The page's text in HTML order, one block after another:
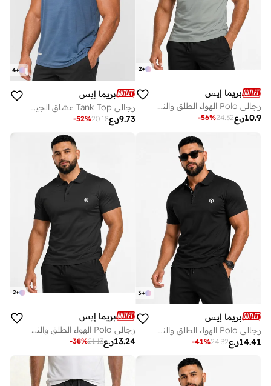
+
2
بريما إيس
رجالي Polo الهواء الطلق والنشاط لاكشري Grey
ر.ع10.9
24.32
-56%
+
4
بريما إيس
رجالي Tank Top عشاق الجيم بريميوم Dark Blue
ر.ع9.73
20.18
-52%
+
3
بريما إيس
رجالي Polo الهواء الطلق والنشاط لاكشري Black
ر.ع14.41
24.32
-41%
+
2
بريما إيس
رجالي Polo الهواء الطلق والنشاط لاكشري Black
ر.ع13.24
21.13
-38%